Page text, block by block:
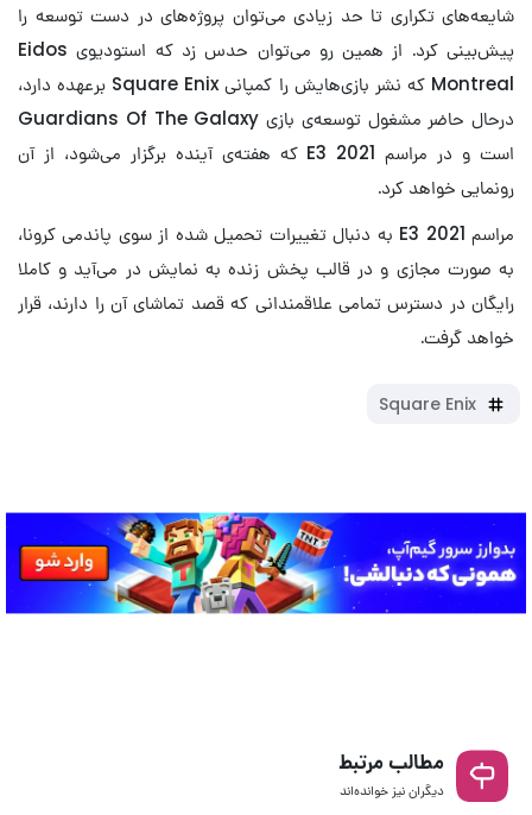
شایعه‌های تکراری تا حد زیادی می‌توان پروژه‌های در دست توسعه را
پیش‌بینی کرد. از همین رو می‌توان حدس زد که استودیوی Eidos
Montreal که نشر بازی‌هایش را کمپانی Square Enix برعهده دارد،
درحال حاضر مشغول توسعه‌ی بازی Guardians Of The Galaxy
است و در مراسم E3 2021 که هفته‌ی آینده برگزار می‌شود، از آن
رونمایی خواهد کرد.
مراسم E3 2021 به دنبال تغییرات تحمیل شده از سوی پاندمی کرونا،
به صورت مجازی و در قالب پخش زنده به نمایش در می‌آید و کاملا
رایگان در دسترس تمامی علاقمندانی که قصد تماشای آن را دارند، قرار
خواهد گرفت.
Square Enix
مطالب مرتبط
دیگران نیز خوانده‌اند